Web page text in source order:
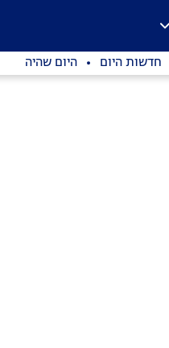
חדשות היום היום שהיה